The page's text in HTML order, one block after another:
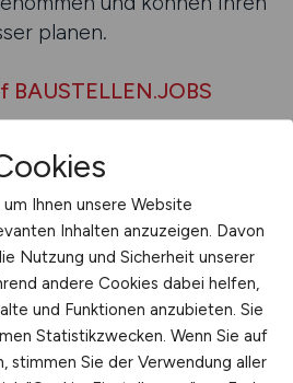
planen.
BAUSTELLEN.JOBS
Beratung
von Bau-
in vielen Unternehmen
Welche Inhalte sind für
wie detailliert sollten
Ihnen unsere Website
Inhalten anzuzeigen. Davon
Nutzung und Sicherheit unserer
andere Cookies dabei helfen,
und Funktionen anzubieten. Sie
Statistikzwecken. Wenn Sie auf
stimmen Sie der Verwendung aller